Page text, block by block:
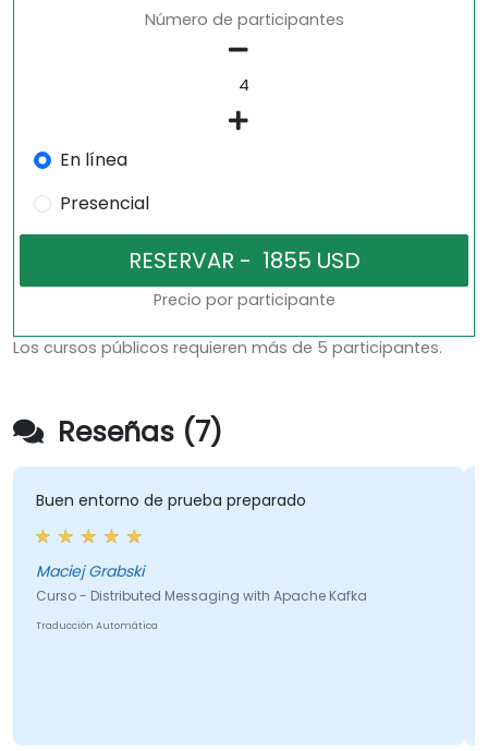
Número de participantes
En línea
Presencial
Precio por participante
Los cursos públicos requieren más de 5 participantes.
Reseñas (7)
Buen entorno de prueba preparado
Maciej Grabski
Curso - Distributed Messaging with Apache Kafka
Traducción Automática